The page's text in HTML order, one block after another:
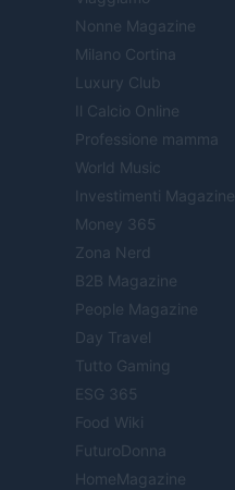
Nonne Magazine
Milano Cortina
Luxury Club
Il Calcio Online
Professione mamma
World Music
Investimenti Magazine
Money 365
Zona Nerd
B2B Magazine
People Magazine
Day Travel
Tutto Gaming
ESG 365
Food Wiki
FuturoDonna
HomeMagazine